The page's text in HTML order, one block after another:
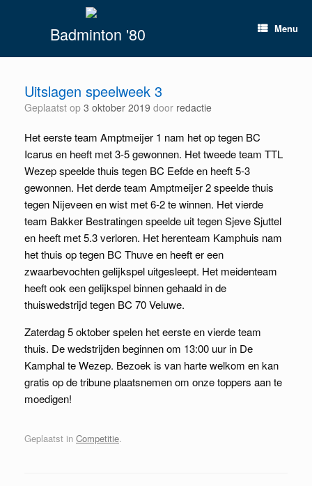
Badminton '80 Menu
Uitslagen speelweek 3
Geplaatst op 3 oktober 2019 door redactie
Het eerste team Amptmeijer 1 nam het op tegen BC
Icarus en heeft met 3-5 gewonnen. Het tweede team TTL
Wezep speelde thuis tegen BC Eefde en heeft 5-3
gewonnen. Het derde team Amptmeijer 2 speelde thuis
tegen Nijeveen en wist met 6-2 te winnen. Het vierde
team Bakker Bestratingen speelde uit tegen Sjeve Sjuttel
en heeft met 5.3 verloren. Het herenteam Kamphuis nam
het thuis op tegen BC Thuve en heeft er een
zwaarbevochten gelijkspel uitgesleept. Het meidenteam
heeft ook een gelijkspel binnen gehaald in de
thuiswedstrijd tegen BC 70 Veluwe.
Zaterdag 5 oktober spelen het eerste en vierde team
thuis. De wedstrijden beginnen om 13:00 uur in De
Kamphal te Wezep. Bezoek is van harte welkom en kan
gratis op de tribune plaatsnemen om onze toppers aan te
moedigen!
Geplaatst in Competitie.